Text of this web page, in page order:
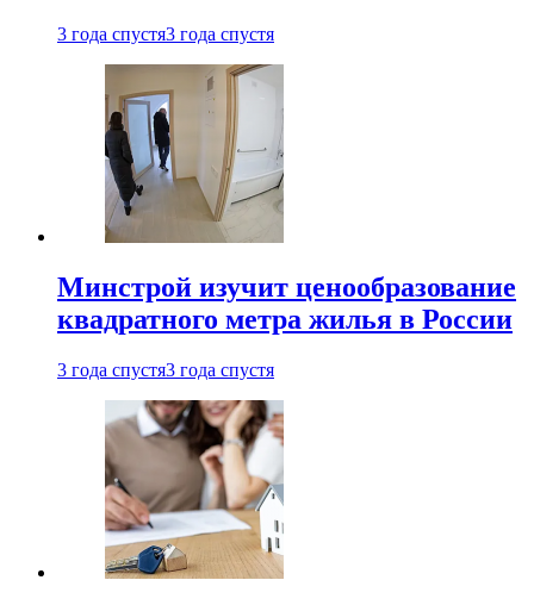
3 года спустя3 года спустя
Минстрой изучит ценообразование
квадратного метра жилья в России
3 года спустя3 года спустя